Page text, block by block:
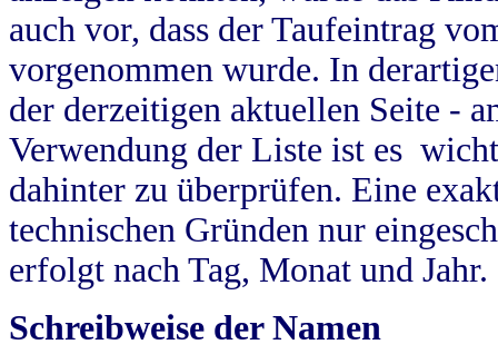
auch vor, dass der Taufeintrag
vorgenommen wurde. In
der derzeitigen aktuellen Seite -
Verwendung der Liste ist es
dahinter zu überprüfen. Eine
technischen Gründen nur
erfolgt nach Tag, Monat und Jahr.
Schreibweise der Namen